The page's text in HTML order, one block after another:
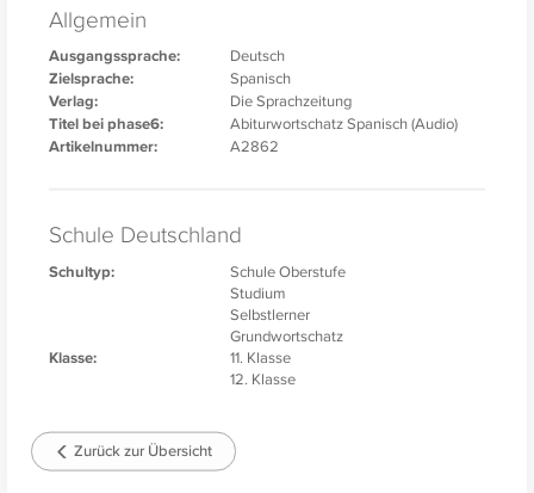
Allgemein
Ausgangssprache: Deutsch
Zielsprache: Spanisch
Verlag: Die Sprachzeitung
Titel bei phase6: Abiturwortschatz Spanisch (Audio)
Artikelnummer: A2862
Schule Deutschland
Schultyp:
Schule Oberstufe
Studium
Selbstlerner
Grundwortschatz
Klasse:
11. Klasse
12. Klasse
Zurück zur Übersicht